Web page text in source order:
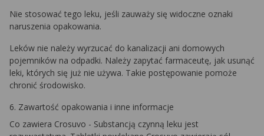
Nie stosować tego leku, jeśli zauważy się widoczne oznaki
naruszenia opakowania.
Leków nie należy wyrzucać do kanalizacji ani domowych
pojemników na odpadki. Należy zapytać farmaceutę, jak usunąć
leki, których się już nie używa. Takie postępowanie pomoże
chronić środowisko.
6. Zawartość opakowania i inne informacje
Co zawiera Crosuvo - Substancją czynną leku jest